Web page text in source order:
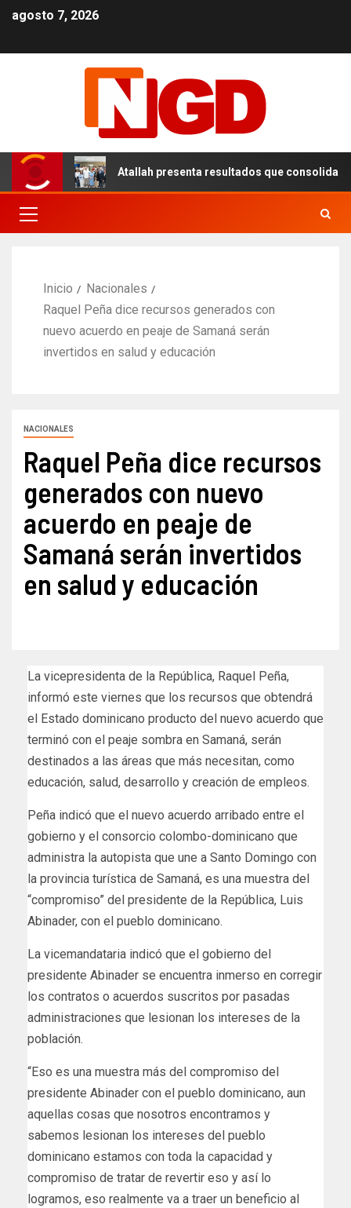
agosto 7, 2026
Atallah presenta resultados que consolidan un
Inicio
Nacionales
Raquel Peña dice recursos generados con
nuevo acuerdo en peaje de Samaná serán
invertidos en salud y educación
NACIONALES
Raquel Peña dice recursos
generados con nuevo
acuerdo en peaje de
Samaná serán invertidos
en salud y educación
La vicepresidenta de la República, Raquel Peña,
informó este viernes que los recursos que obtendrá
el Estado dominicano producto del nuevo acuerdo que
terminó con el peaje sombra en Samaná, serán
destinados a las áreas que más necesitan, como
educación, salud, desarrollo y creación de empleos.
Peña indicó que el nuevo acuerdo arribado entre el
gobierno y el consorcio colombo-dominicano que
administra la autopista que une a Santo Domingo con
la provincia turística de Samaná, es una muestra del
“compromiso” del presidente de la República, Luis
Abinader, con el pueblo dominicano.
La vicemandataria indicó que el gobierno del
presidente Abinader se encuentra inmerso en corregir
los contratos o acuerdos suscritos por pasadas
administraciones que lesionan los intereses de la
población.
“Eso es una muestra más del compromiso del
presidente Abinader con el pueblo dominicano, aun
aquellas cosas que nosotros encontramos y
sabemos lesionan los intereses del pueblo
dominicano estamos con toda la capacidad y
compromiso de tratar de revertir eso y así lo
logramos, eso realmente va a traer un beneficio al